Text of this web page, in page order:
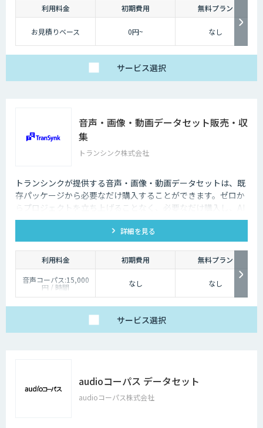
利用料金 初期費用 無料プラン
お見積りベース 0円~ なし
サービス選択
音声・画像・動画データセット販売・収
集
トランシンク株式会社
トランシンクが提供する音声・画像・動画データセットは、既
存パッケージから必要なだけ購入することができます。ゼロか
らプロジェクトを立ち上げることなく、必要なだけ購入し、AI
モデルの開発ができます。
詳細を見る
利用料金 初期費用
無料プラン
音声コーパス:15,000
円 / 時間
人物写真画像収集:300
なし なし
サービス選択
audioコーパス データセット
audioコーパス株式会社